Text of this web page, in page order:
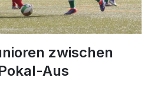
zwischen
Aus